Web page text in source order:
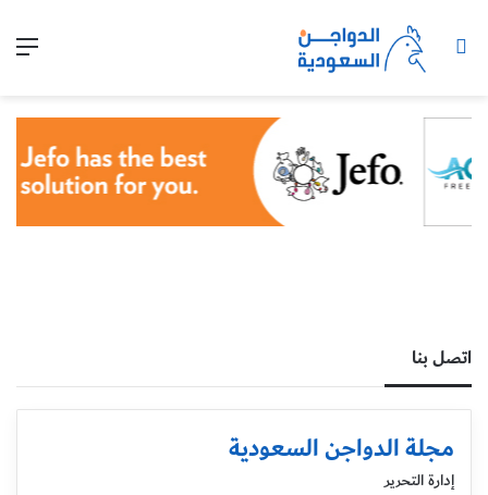
بحث عن
اتصل بنا
مجلة الدواجن السعودية
إدارة التحرير